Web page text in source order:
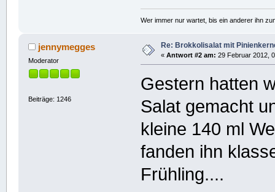
Wer immer nur wartet, bis ein anderer ihn
jennymegges
Moderator
Beiträge: 1246
Re: Brokkolisalat mit
« Antwort #2 am: 29 Februar 2012,
Gestern hatten
Salat gemacht
kleine 140 ml
fanden ihn
Frühling....